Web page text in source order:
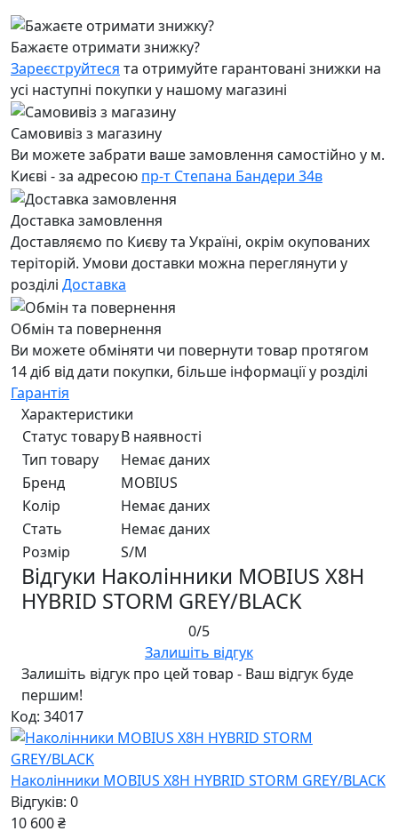
Бажаєте отримати знижку?
Зареєструйтеся та отримуйте гарантовані знижки на
усі наступні покупки у нашому магазині
Самовивіз з магазину
Ви можете забрати ваше замовлення самостійно у м.
Києві - за адресою пр-т Степана Бандери 34в
Доставка замовлення
Доставляємо по Києву та Україні, окрім окупованих
теріторій. Умови доставки можна переглянути у
розділі Доставка
Обмін та повернення
Ви можете обміняти чи повернути товар протягом
14 діб від дати покупки, більше інформації у розділі
Гарантія
Характеристики
Статус товаруВ наявності
Тип товару
Немає даних
Бренд
MOBIUS
Колір
Немає даних
Стать
Немає даних
Розмір
S/M
Відгуки Наколінники MOBIUS X8H
HYBRID STORM GREY/BLACK
0/5
Залишіть відгук
Залишіть відгук про цей товар - Ваш відгук буде
першим!
Код: 34017
Наколінники MOBIUS X8H HYBRID STORM GREY/BLACK
Відгуків: 0
10 600 ₴